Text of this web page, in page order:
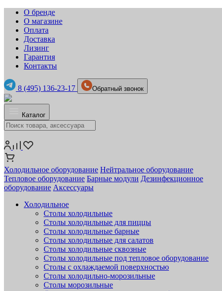
О бренде
О магазине
Оплата
Доставка
Лизинг
Гарантия
Контакты
8 (495) 136-23-17 Обратный звонок
Каталог
Холодильное оборудование Нейтральное оборудование
Тепловое оборудование Барные модули Дезинфекционное
оборудование Аксессуары
Холодильное
Столы холодильные
Столы холодильные для пиццы
Столы холодильные барные
Столы холодильные для салатов
Столы холодильные сквозные
Столы холодильные под тепловое оборудование
Столы с охлаждаемой поверхностью
Столы холодильно-морозильные
Столы морозильные